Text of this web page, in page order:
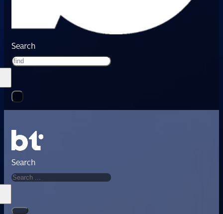
Search
Search